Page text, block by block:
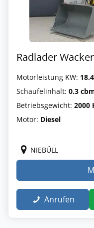
Radlader
Motorleistung KW:
Schaufelinhalt: 0.3
Betriebsgewicht: 2000
Motor: Diesel
NIEBÜLL
Anrufen